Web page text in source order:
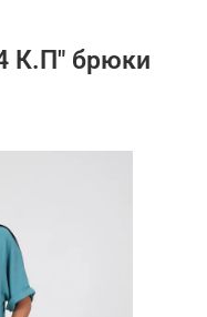
К.П" брюки